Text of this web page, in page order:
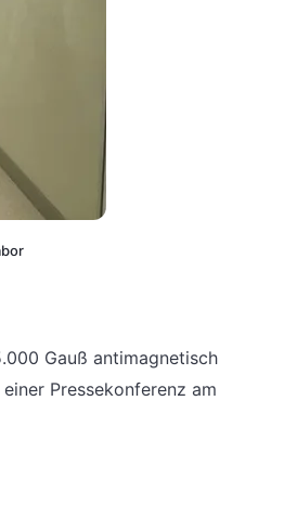
Gauß antimagnetisch
Pressekonferenz am